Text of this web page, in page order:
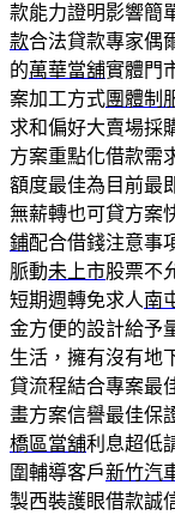
款能力證明影響簡
款合法貸款專家偶
的萬華當舖實體門
案加工方式團體制
求和偏好大賣場採
方案重點化借款需
額度最佳為目前最
無薪轉也可貸方案
鋪配合借錢注意事
脈動未上市股票不
短期週轉免求人南
金方便的設計給予
生活，擁有沒有地
貸流程結合專案最
畫方案信譽最佳保
橋區當舖利息超低
圍輔導客戶新竹汽
製西裝護眼借款誠